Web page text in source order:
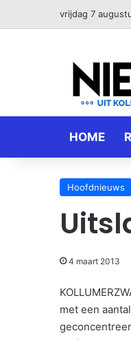
vrijdag 7
HOME
Hoofdnieuws
4 maart 2013
met een